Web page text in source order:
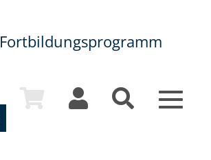
Fortbildungsprogramm
Toggle